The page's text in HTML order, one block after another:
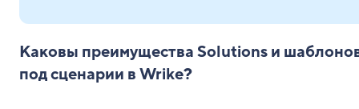
Каковы преимущества Solutions и
под сценарии в Wrike?